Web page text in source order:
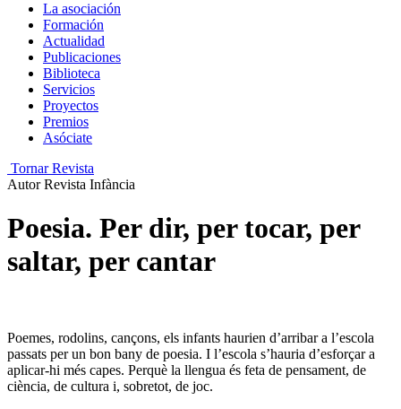
La asociación
Formación
Actualidad
Publicaciones
Biblioteca
Servicios
Proyectos
Premios
Asóciate
Tornar Revista
Autor Revista Infància
Poesia. Per dir, per tocar, per
saltar, per cantar
Poemes, rodolins, cançons, els infants haurien d’arribar a l’escola
passats per un bon bany de poesia. I l’escola s’hauria d’esforçar a
aplicar-hi més capes. Perquè la llengua és feta de pensament, de
ciència, de cultura i, sobretot, de joc.